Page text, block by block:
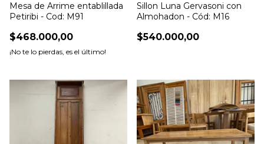
Mesa de Arrime entablillada
Petiribi - Cod: M91
$468.000,00
¡No te lo pierdas, es el último!
Sillon Luna Gervasoni con
Almohadon - Cód: M16
$540.000,00